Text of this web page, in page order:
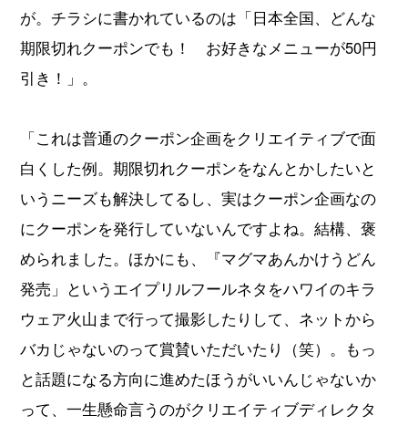
が。チラシに書かれているのは「日本全国、どんな
期限切れクーポンでも！ お好きなメニューが50円
引き！」。
「これは普通のクーポン企画をクリエイティブで面
白くした例。期限切れクーポンをなんとかしたいと
いうニーズも解決してるし、実はクーポン企画なの
にクーポンを発行していないんですよね。結構、褒
められました。ほかにも、『マグマあんかけうどん
発売」というエイプリルフールネタをハワイのキラ
ウェア火山まで行って撮影したりして、ネットから
バカじゃないのって賞賛いただいたり（笑）。もっ
と話題になる方向に進めたほうがいいんじゃないか
って、一生懸命言うのがクリエイティブディレクタ